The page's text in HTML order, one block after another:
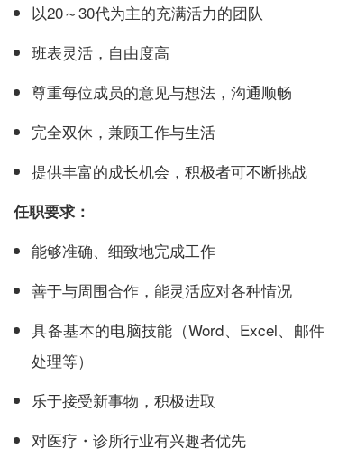
以20～30代为主的充满活力的团队
班表灵活，自由度高
尊重每位成员的意见与想法，沟通顺畅
完全双休，兼顾工作与生活
提供丰富的成长机会，积极者可不断挑战
任职要求：
能够准确、细致地完成工作
善于与周围合作，能灵活应对各种情况
具备基本的电脑技能（Word、Excel、邮件
处理等）
乐于接受新事物，积极进取
对医疗・诊所行业有兴趣者优先